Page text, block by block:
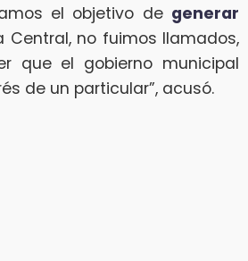
el objetivo de generar
Central, no fuimos llamados,
que el gobierno municipal
de un particular”, acusó.